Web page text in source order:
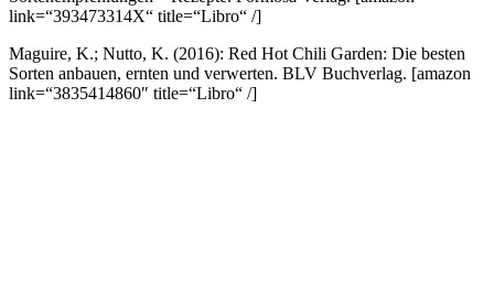
link=“393473314X“ title=“Libro“ /]
Maguire, K.; Nutto, K. (2016): Red Hot Chili Garden: Die besten
Sorten anbauen, ernten und verwerten. BLV Buchverlag. [amazon
link=“3835414860″ title=“Libro“ /]